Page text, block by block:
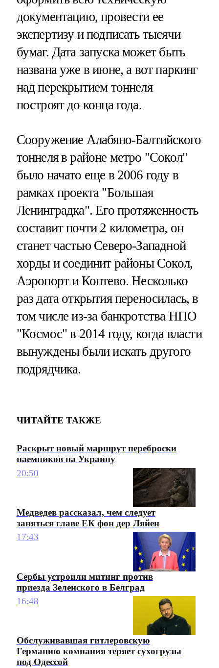
документацию, провести ее
экспертизу и подписать тысячи
бумаг. Дата запуска может быть
названа уже в июне, а вот паркинг
над перекрытием тоннеля
построят до конца года.
Сооружение Алабяно-Балтийского
тоннеля в районе метро "Сокол"
было начато еще в 2006 году в
рамках проекта "Большая
Ленинградка". Его протяженность
составит почти 2 километра, он
станет частью Северо-Западной
хорды и соединит районы Сокол,
Аэропорт и Коптево. Несколько
раз дата открытия переносилась, в
том числе из-за банкротства НПО
"Космос" в 2014 году, когда власти
вынуждены были искать другого
подрядчика.
ЧИТАЙТЕ ТАКЖЕ
Раскрыт новый маршрут переброски
наемников на Украину
20:50
Медведев рассказал, чем следует
заняться главе ЕК фон дер Ляйен
17:43
Сербы устроили митинг против
приезда Зеленского в Белград
16:48
Обслуживавшая гитлеровскую
Германию компания теряет сухогрузы
под Одессой